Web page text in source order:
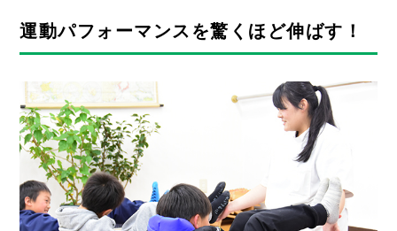
運動パフォーマンスを驚くほど伸ばす！